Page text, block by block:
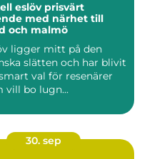
prisvärt
med närhet till
och malmö
ligger mitt på den
slätten och har blivit
val för resenärer
vill bo lugn...
30. sep